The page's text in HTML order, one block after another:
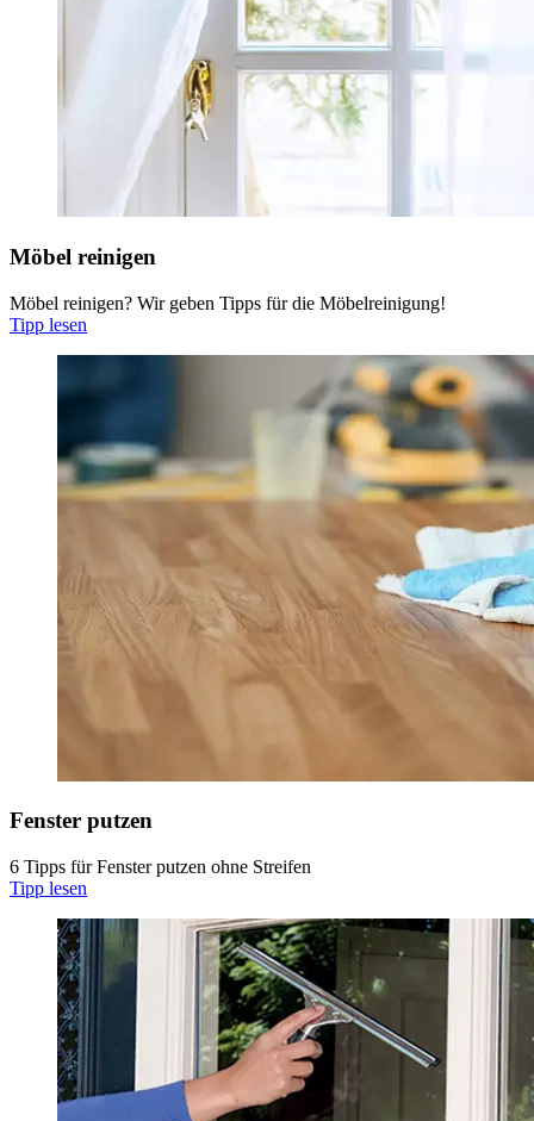
Möbel reinigen
Möbel reinigen? Wir geben Tipps für die Möbelreinigung!
Tipp lesen
Fenster putzen
6 Tipps für Fenster putzen ohne Streifen
Tipp lesen